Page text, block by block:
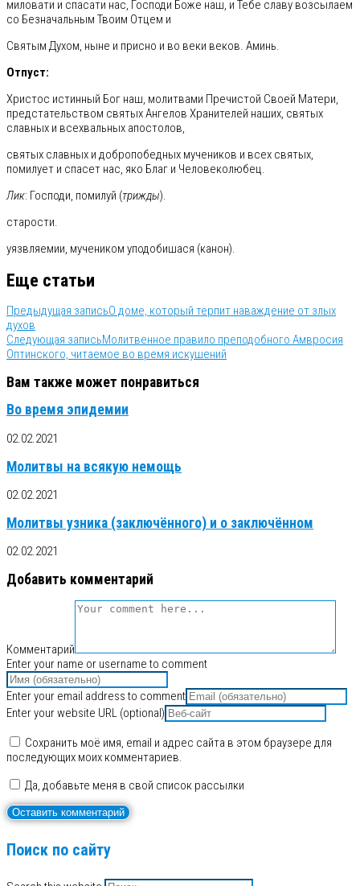
миловати и спасати нас, Господи Боже наш, и Тебе славу возсылаем
со Безначальным Твоим Отцем и
Святым Духом, ныне и присно и во веки веков. Аминь.
Отпуст:
Христос истинный Бог наш, молитвами Пречистой Своей Матери,
предстательством святых Ангелов Хранителей наших, святых
славных и всехвальных апостолов,
святых славных и добропобедных мучеников и всех святых,
помилует и спасет нас, яко Благ и Человеколюбец.
Лик: Господи, помилуй (трижды).
старости.
уязвляемии, мучеником уподобишася (канон).
Еще статьи
Предыдущая записьО доме, который терпит наваждение от злых
духов
Следующая записьМолитвенное правило преподобного Амвросия
Оптинского, читаемое во время искушений
Вам также может понравиться
Во время эпидемии
02.02.2021
Молитвы на всякую немощь
02.02.2021
Молитвы узника (заключённого) и о заключённом
02.02.2021
Добавить комментарий
Комментарий
Enter your name or username to comment
Enter your email address to comment
Enter your website URL (optional)
Сохранить моё имя, email и адрес сайта в этом браузере для
последующих моих комментариев.
Да, добавьте меня в свой список рассылки
Поиск по сайту